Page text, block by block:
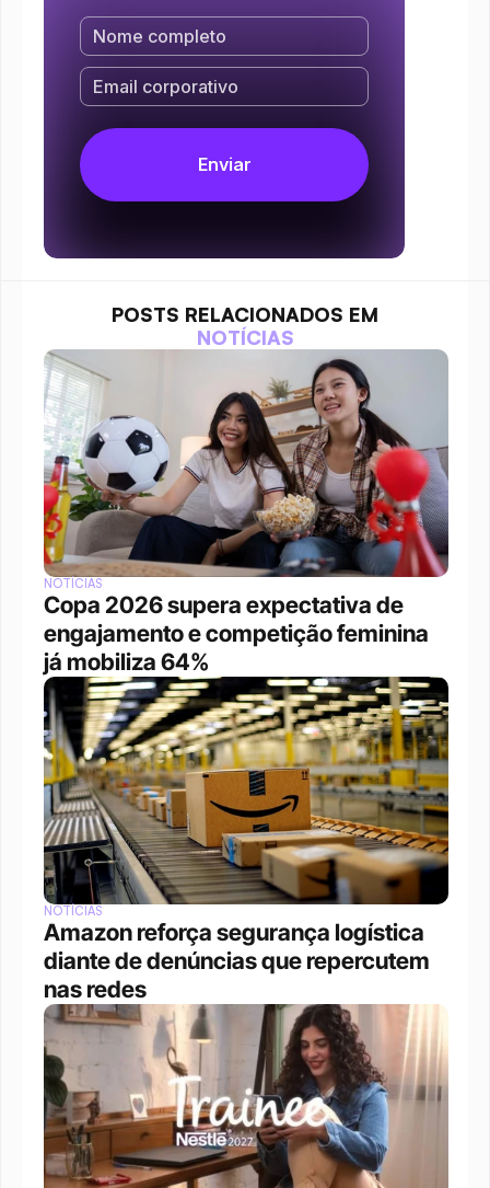
POSTS RELACIONADOS EM
NOTÍCIAS
NOTÍCIAS
Copa 2026 supera expectativa de
engajamento e competição feminina
já mobiliza 64%
NOTÍCIAS
Amazon reforça segurança logística
diante de denúncias que repercutem
nas redes